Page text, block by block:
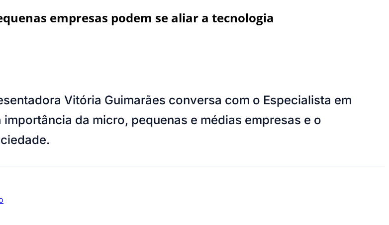
empresas podem se aliar a tecnologia
Vitória Guimarães conversa com o Especialista em
da micro, pequenas e médias empresas e o